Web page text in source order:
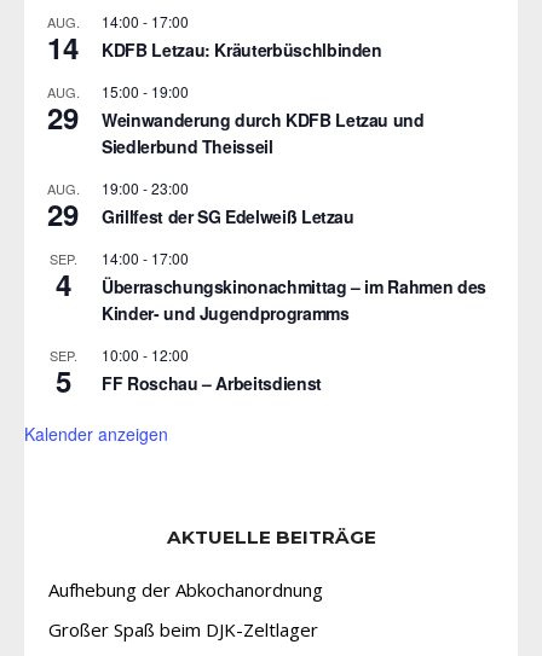
AUG.
14
14:00 - 17:00
KDFB Letzau: Kräuterbüschlbinden
AUG.
29
15:00 - 19:00
Weinwanderung durch KDFB Letzau und
Siedlerbund Theisseil
AUG.
29
19:00 -23:00
Grillfest der SG Edelweiß Letzau
SEP.
4
14:00 - 17:00
Überraschungskinonachmittag – im Rahmen des
Kinder- und Jugendprogramms
SEP.
5
10:00 - 12:00
FF Roschau – Arbeitsdienst
Kalender anzeigen
AKTUELLE BEITRÄGE
Aufhebung der Abkochanordnung
Großer Spaß beim DJK-Zeltlager